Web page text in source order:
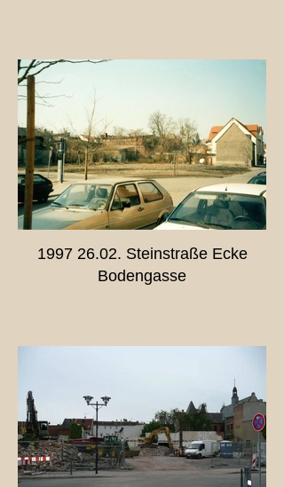
1997 26.02. Steinstraße Ecke
Bodengasse